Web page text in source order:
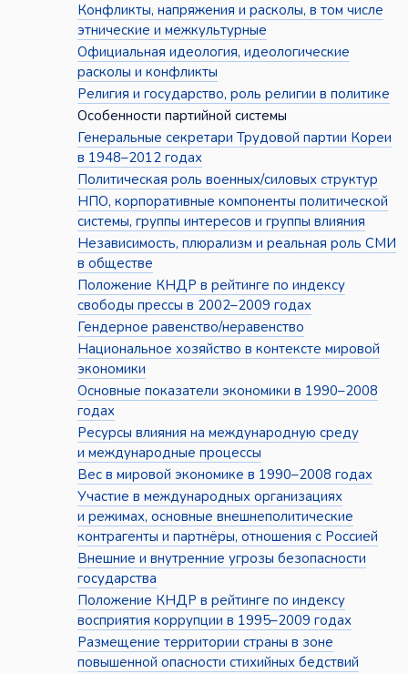
Конфликты, напряжения и расколы, в том числе
этнические и межкультурные
Официальная идеология, идеологические
расколы и конфликты
Религия и государство, роль религии в политике
Особенности партийной системы
Генеральные секретари Трудовой партии Кореи
в 1948–2012 годах
Политическая роль военных/силовых структур
НПО, корпоративные компоненты политической
системы, группы интересов и группы влияния
Независимость, плюрализм и реальная роль СМИ
в обществе
Положение КНДР в рейтинге по индексу
свободы прессы в 2002–2009 годах
Гендерное равенство/неравенство
Национальное хозяйство в контексте мировой
экономики
Основные показатели экономики в 1990–2008
годах
Ресурсы влияния на международную среду
и международные процессы
Вес в мировой экономике в 1990–2008 годах
Участие в международных организациях
и режимах, основные внешнеполитические
контрагенты и партнёры, отношения с Россией
Внешние и внутренние угрозы безопасности
государства
Положение КНДР в рейтинге по индексу
восприятия коррупции в 1995–2009 годах
Размещение территории страны в зоне
повышенной опасности стихийных бедствий